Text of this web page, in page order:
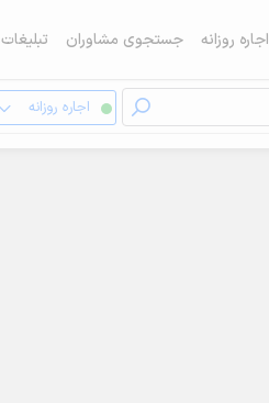
اجاره روزانه جستجوی مشاوران تبلیغات
اجاره روزانه